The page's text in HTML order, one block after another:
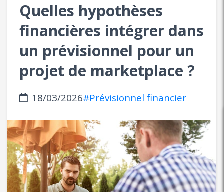
Quelles hypothèses
financières intégrer dans
un prévisionnel pour un
projet de marketplace ?
18/03/2026#Prévisionnel financier